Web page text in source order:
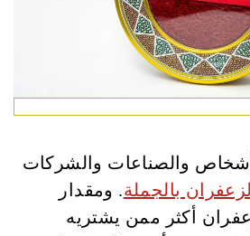
والصناعات والشركات
بالجملة. ومقدار
أكثر ممن يشتريه